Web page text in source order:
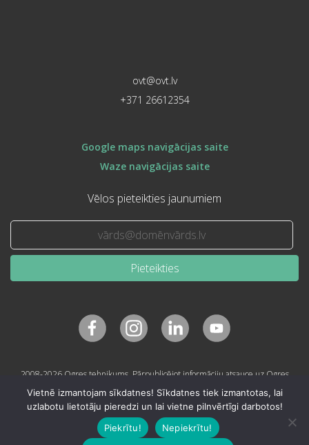
ovt@ovt.lv
+371 26612354
Google maps navigācijas saite
Waze navigācijas saite
Vēlos pieteikties jaunumiem
Pieteikties
2008-2026 Ogres tehnikums. Pārpublicējot informāciju atsauce uz Ogres
Vietnē izmantojam sīkdatnes! Sīkdatnes tiek izmantotas, lai
uzlabotu lietotāju pieredzi un lai vietne pilnvērtīgi darbotos!
Piekrītu!
Nepiekrītu!